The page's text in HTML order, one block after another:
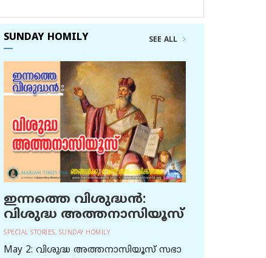
SUNDAY HOMILY SEE ALL
ഇന്നത്തെ വിശുദ്ധന്‍:
വിശുദ്ധ അത്തനാസിയൂസ്
SPECIAL STORIES, SUNDAY HOMILY
May 2: വിശുദ്ധ അത്തനാസിയൂസ് സഭാ